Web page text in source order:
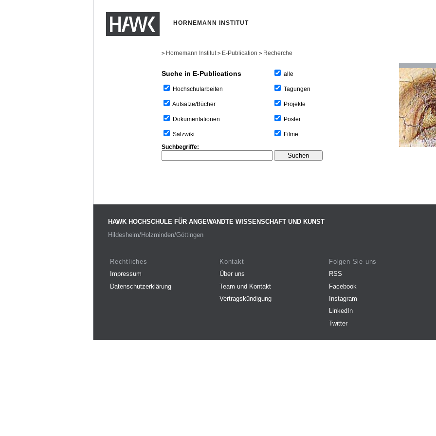
HORNEMANN INSTITUT
> Hornemann Institut > E-Publication > Recherche
Suche in E-Publications
Hochschularbeiten
Aufsätze/Bücher
Dokumentationen
Salzwiki
alle
Tagungen
Projekte
Poster
Filme
Suchbegriffe:
HAWK HOCHSCHULE FÜR ANGEWANDTE WISSENSCHAFT UND KUNST
Hildesheim/Holzminden/Göttingen
Rechtliches
Impressum
Datenschutzerklärung
Kontakt
Über uns
Team und Kontakt
Vertragskündigung
Folgen Sie uns
RSS
Facebook
Instagram
LinkedIn
Twitter